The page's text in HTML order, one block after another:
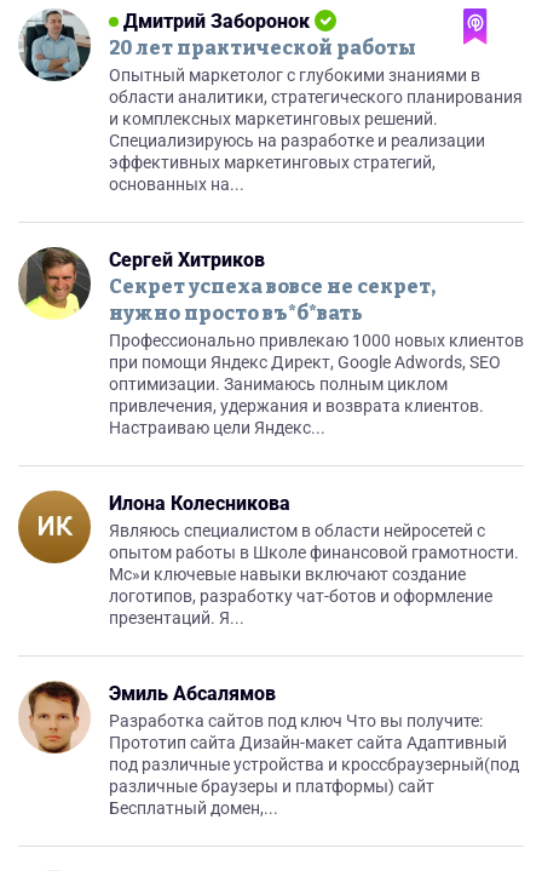
Дмитрий Заборонок
20 лет практической работы
Опытный маркетолог с глубокими знаниями в
области аналитики, стратегического планирования
и комплексных маркетинговых решений.
Специализируюсь на разработке и реализации
эффективных маркетинговых стратегий,
основанных на...
Сергей Хитриков
Секрет успеха вовсе не секрет,
нужно просто въ*б*вать
Профессионально привлекаю 1000 новых клиентов
при помощи Яндекс Директ, Google Adwords, SEO
оптимизации. Занимаюсь полным циклом
привлечения, удержания и возврата клиентов.
Настраиваю цели Яндекс...
Илона Колесникова
Являюсь специалистом в области нейросетей с
опытом работы в Школе финансовой грамотности.
Мс»и ключевые навыки включают создание
логотипов, разработку чат-ботов и оформление
презентаций. Я...
Эмиль Абсалямов
Разработка сайтов под ключ Что вы получите:
Прототип сайта Дизайн-макет сайта Адаптивный
под различные устройства и кроссбраузерный(под
различные браузеры и платформы) сайт
Бесплатный домен,...